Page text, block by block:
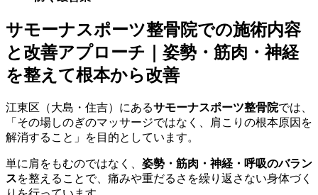
サモーナスポーツ整骨院での施術内容
と改善アプローチ｜姿勢・筋肉・神経
を整えて根本から改善
江東区（大島・住吉）にあるサモーナスポーツ整骨院では、
「その場しのぎのマッサージではなく、肩こりの根本原因を
解消すること」を目的としています。
単に肩をもむのではなく、 姿勢・筋肉・神経・呼吸のバラン
スを整えることで、痛みや重だるさを繰り返さない身体づく